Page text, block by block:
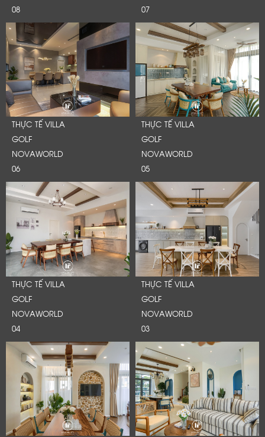
08
07
THỰC TẾ VILLA
GOLF
NOVAWORLD
06
THỰC TẾ VILLA
GOLF
NOVAWORLD
05
THỰC TẾ VILLA
GOLF
NOVAWORLD
04
THỰC TẾ VILLA
GOLF
NOVAWORLD
03